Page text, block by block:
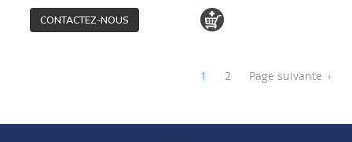
CONTACTEZ-NOUS
1 2 ›
Page suivante